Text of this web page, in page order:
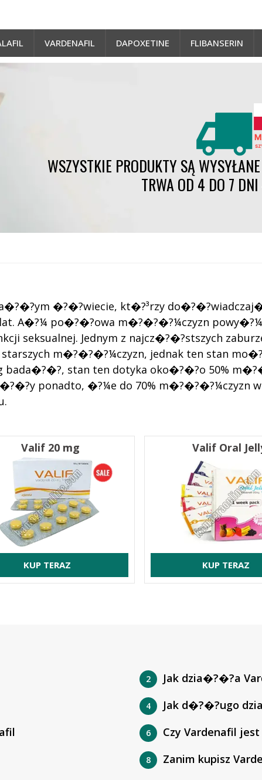
VARDENAFIL DAPOXETINE FLIBANSERIN
WSZYSTKIE PRODUKTY SĄ
TRWA OD 4 DO 7
�?�?wiecie, kt�?³rzy
A�?¼ po�?�?owa m�?�?�?¼czyzn
seksualnej. Jednym z najcz�?�?stszych
starszych m�?�?�?¼czyzn, jednak ten stan
stan ten dotyka oko�?�?o 50%
ponadto, �?¼e do 70% m�?�?�?¼czyzn
Valif 20 mg
KUP TERAZ
Valif Oral
KUP TERAZ
Jak dzia�?�?a
Jak d�?�?ugo
Czy Vardenafil
Zanim kupisz